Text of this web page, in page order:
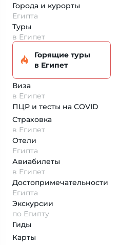
Города и курорты
Египта
Туры
в Египет
Горящие туры
в Египет
Виза
в Египет
ПЦР и тесты на COVID
Страховка
в Египет
Отели
Египта
Авиабилеты
в Египет
Достопримеча­тельности
Египта
Экскурсии
по Египту
Гиды
Карты